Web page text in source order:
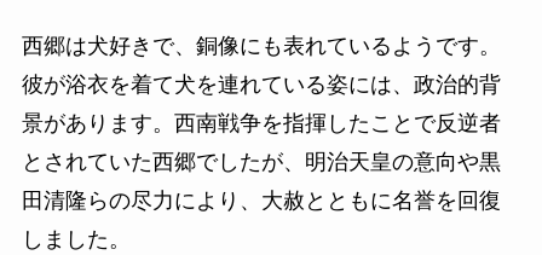
西郷は犬好きで、銅像にも表れているようです。
彼が浴衣を着て犬を連れている姿には、政治的背
景があります。西南戦争を指揮したことで反逆者
とされていた西郷でしたが、明治天皇の意向や黒
田清隆らの尽力により、大赦とともに名誉を回復
しました。